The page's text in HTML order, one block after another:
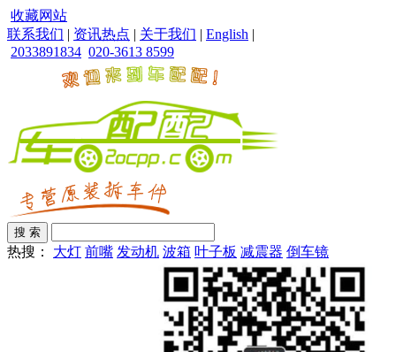
收藏网站
联系我们 | 资讯热点 | 关于我们 | English |
2033891834 020-3613 8599
热搜： 大灯 前嘴 发动机 波箱 叶子板 减震器 倒车镜